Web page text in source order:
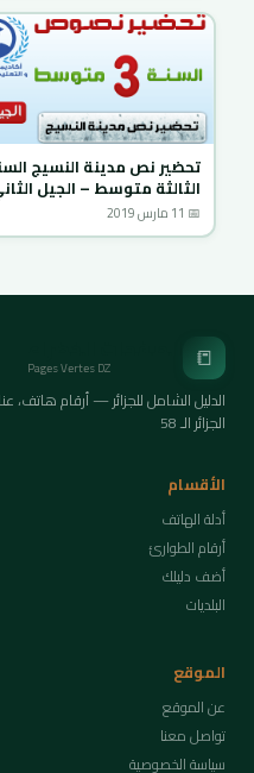
تحضير نص مدينة النسيج
الثالثة متوسط – الجيل
📅 11 مارس 2019
📒
Pages Vertes DZ
الدليل الشامل للجزائر — أرقام هاتف،
الجزائر الـ 58
الأقسام
أدلة الهاتف
أرقام الطوارئ
أضف دليلك
البلديات
الموقع
عن الموقع
تواصل معنا
سياسة الخصوصية